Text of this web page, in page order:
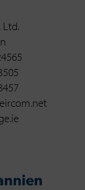
Ltd.